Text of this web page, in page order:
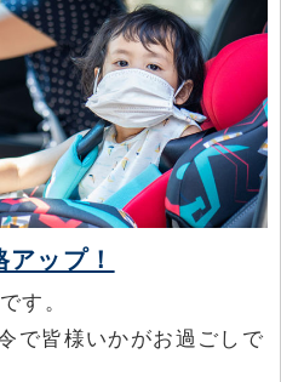
ップ！
す。
で皆様いかがお過ごしで